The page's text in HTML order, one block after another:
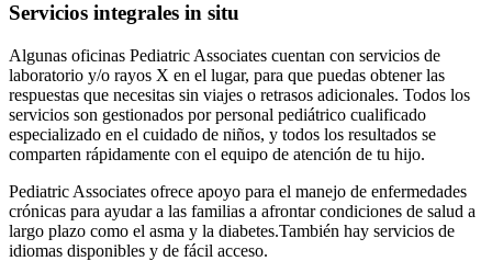
Servicios integrales in situ
Algunas oficinas Pediatric Associates cuentan con servicios de
laboratorio y/o rayos X en el lugar, para que puedas obtener las
respuestas que necesitas sin viajes o retrasos adicionales. Todos los
servicios son gestionados por personal pediátrico cualificado
especializado en el cuidado de niños, y todos los resultados se
comparten rápidamente con el equipo de atención de tu hijo.
Pediatric Associates ofrece apoyo para el manejo de enfermedades
crónicas para ayudar a las familias a afrontar condiciones de salud a
largo plazo como el asma y la diabetes.También hay servicios de
idiomas disponibles y de fácil acceso.